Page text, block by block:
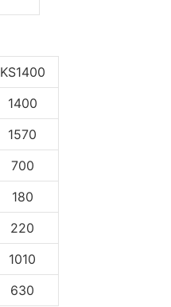
KS1400
1400
1570
700
180
220
1010
630